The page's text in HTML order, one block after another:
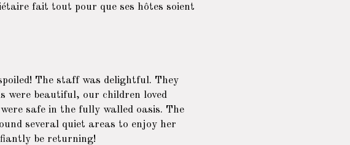
fait tout pour que ses hôtes soient
The staff was delightful. They
were beautiful, our children loved
safe in the fully walled oasis. The
several quiet areas to enjoy her
be returning!